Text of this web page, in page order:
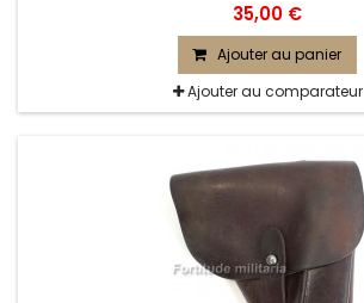
35,00 €
Ajouter au panier
Ajouter au comparateur